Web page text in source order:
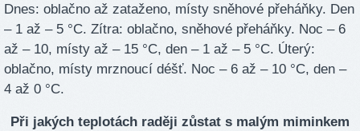
Dnes: oblačno až zataženo, místy sněhové přeháňky. Den
– 1 až – 5 °C. Zítra: oblačno, sněhové přeháňky. Noc – 6
až – 10, místy až – 15 °C, den – 1 až – 5 °C. Úterý:
oblačno, místy mrznoucí déšť. Noc – 6 až – 10 °C, den –
4 až 0 °C.
Při jakých teplotách raději zůstat s malým miminkem